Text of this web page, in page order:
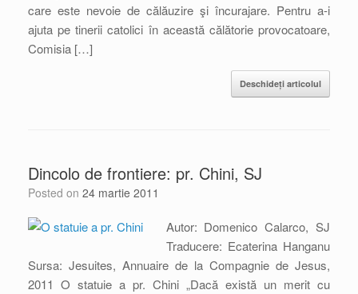
care este nevoie de călăuzire şi încurajare. Pentru a-i
ajuta pe tinerii catolici în această călătorie provocatoare,
Comisia […]
Deschideți articolul
Dincolo de frontiere: pr. Chini, SJ
Posted on 24 martie 2011
Autor: Domenico Calarco, SJ
Traducere: Ecaterina Hanganu
Sursa: Jesuites, Annuaire de la Compagnie de Jesus,
2011 O statuie a pr. Chini „Dacă există un merit cu